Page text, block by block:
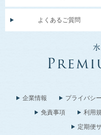
よくあるご質問
企業情報 プライバシ
免責事項
利用
定期便